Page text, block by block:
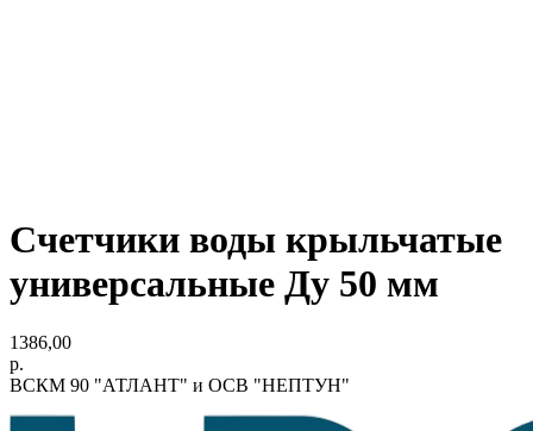
Счетчики воды крыльчатые
универсальные Ду 50 мм
1386,00
р.
ВСКМ 90 "АТЛАНТ" и ОСВ "НЕПТУН"